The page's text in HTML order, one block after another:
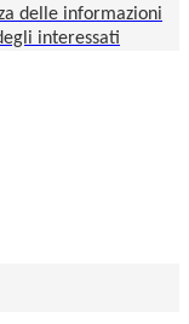
delle informazioni
interessati